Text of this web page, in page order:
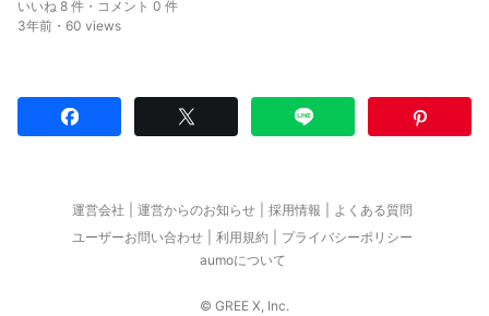
いいね 8 件・コメント 0 件
3年前・60 views
運営会社 運営からのお知らせ 採用情報
よくある質問
ユーザーお問い合わせ
利用規約
プライバシーポリシー
aumoについて
© GREE X, Inc.